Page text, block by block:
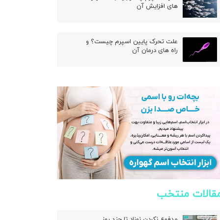
های افزایش آن
علت تحرک پایین اسپرم چیست؟ و
راه های درمان آن
منتخب